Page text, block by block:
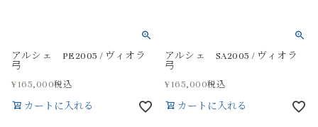
アルシェ PE2005 / ヴィオラ
弓
¥165,000税込
カートに入れる
アルシェ SA2005 / ヴィオラ
弓
¥165,000税込
カートに入れる